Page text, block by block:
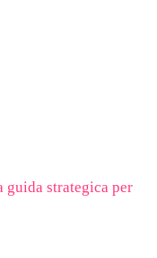
guida strategica per